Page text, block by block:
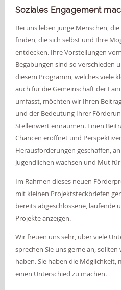
Soziales Engagement
Bei uns leben junge Menschen,
finden, die sich selbst und Ihre
entdecken. Ihre Vorstellungen
Begabungen sind so verschieden
diesem Programm, welches viele
auch für die Gemeinschaft der
umfasst, möchten wir Ihren
und der Bedeutung Ihrer
Stellenwert einräumen. Einen
Chancen eröffnet und
Herausforderungen geschaffen,
Jugendlichen wachsen und Mut
Im Rahmen dieses neuen
mit kleinen Projektsteckbriefen
bereitsabgeschlossene, laufende
Projekteanzeigen.
Wir freuen uns sehr, über viele
sprechen Sie uns gerne an,
haben. Sie haben die Möglichkeit,
einen Unterschied zu machen.